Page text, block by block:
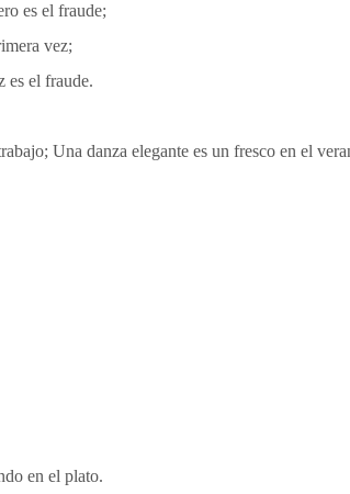
es el fraude;
vez;
es el fraude.
Una danza elegante es un fresco en el
en el plato.